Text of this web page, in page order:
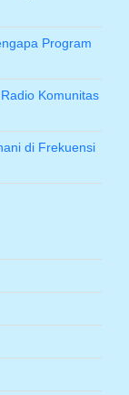
Program
Komunitas
di Frekuensi